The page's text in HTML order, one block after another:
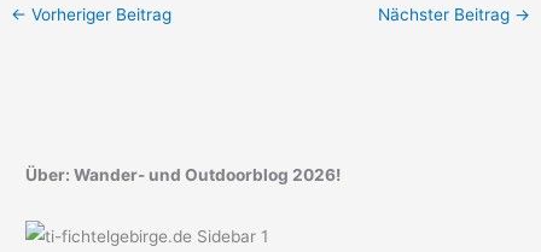
← Vorheriger Beitrag Nächster Beitrag →
Über: Wander- und Outdoorblog 2026!